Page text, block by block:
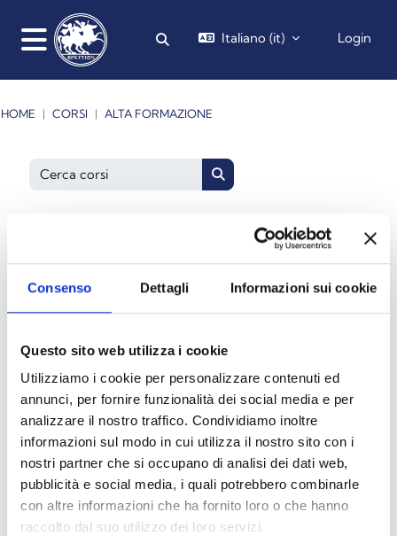
Consenso Dettagli Informazioni sui cookie
Questo sito web utilizza i cookie
Utilizziamo i cookie per personalizzare contenuti ed
annunci, per fornire funzionalità dei social media e per
analizzare il nostro traffico. Condividiamo inoltre
informazioni sul modo in cui utilizza il nostro sito con i
nostri partner che si occupano di analisi dei dati web,
pubblicità e social media, i quali potrebbero combinarle
con altre informazioni che ha fornito loro o che hanno
raccolto dal suo utilizzo dei loro servizi.
Pannello laterale
Attiva/disattiva input di ricerca
Italiano ‎(it)‎ Login
HOME CORSI ALTA FORMAZIONE
Cerca corsi
Cerca corsi
Patti Territoriali